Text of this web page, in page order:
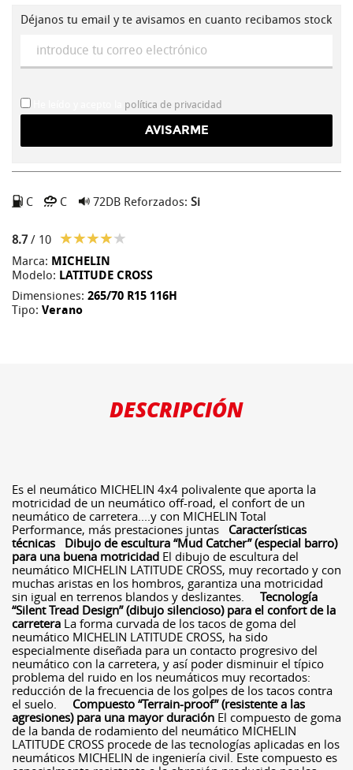
Déjanos tu email y te avisamos en cuanto recibamos stock
política de privacidad
C C 72DB Reforzados: Si
8.7/ 10
Marca: MICHELIN
Modelo: LATITUDE CROSS
Dimensiones: 265/70 R15 116H
Tipo: Verano
DESCRIPCIÓN
Es el neumático MICHELIN 4x4 polivalente que aporta la
motricidad de un neumático off-road, el confort de un
neumático de carretera....y con MICHELIN Total
Performance, más prestaciones juntas Características
técnicas
Dibujo de escultura “Mud Catcher” (especial barro)
para una buena motricidad El dibujo de escultura del
neumático MICHELIN LATITUDE CROSS, muy recortado y con
muchas aristas en los hombros, garantiza una motricidad
sin igual en terrenos blandos y deslizantes. Tecnología
“Silent Tread Design” (dibujo silencioso) para el confort de la
carretera La forma curvada de los tacos de goma del
neumático MICHELIN LATITUDE CROSS, ha sido
especialmente diseñada para un contacto progresivo del
neumático con la carretera, y así poder disminuir el típico
problema del ruido en los neumáticos muy recortados:
reducción de la frecuencia de los golpes de los tacos contra
el suelo. Compuesto “Terrain-proof” (resistente a las
agresiones) para una mayor duración El compuesto de goma
de la banda de rodamiento del neumático MICHELIN
LATITUDE CROSS procede de las tecnologías aplicadas en los
neumáticos MICHELIN de ingeniería civil. Este compuesto es